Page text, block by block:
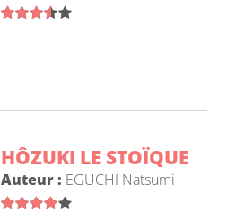
HÔZUKI LE STOÏQUE
Auteur : EGUCHI Natsumi